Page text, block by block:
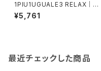
1PIU1UGUALE3 RELAX｜エ
ンボスロゴ半袖Tシャツ｜ウノピ
ゥウノウグァーレトレ リラックス
¥5,761
最近チェックした商品